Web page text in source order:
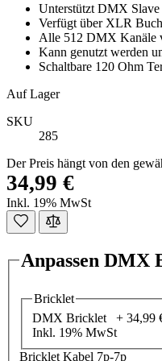
Unterstützt DMX Slave
Verfügt über XLR
Alle 512 DMX Kanäle
Kann genutzt werden
Schaltbare 120 Ohm
Auf Lager
SKU
285
Der Preis hängt von den
34,99 €
Inkl. 19% MwSt
Anpassen DMX
Bricklet
DMX Bricklet + 34,99
Inkl. 19% MwSt
Bricklet Kabel 7p-7p